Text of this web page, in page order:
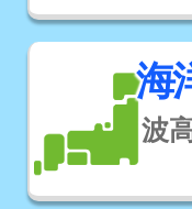
海
波